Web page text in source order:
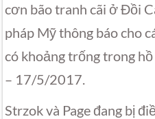
cơn bão tranh cãi ở Đồi
pháp Mỹ thông báo cho
có khoảng trống trong
– 17/5/2017.
Strzok và Page đang bị